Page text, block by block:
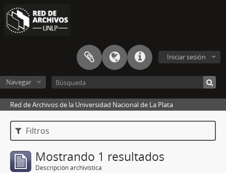
Iniciar sesión
Navegar
Red de Archivos de la Universidad Nacional de La Plata
Filtros
Mostrando 1 resultados
Descripción archivística